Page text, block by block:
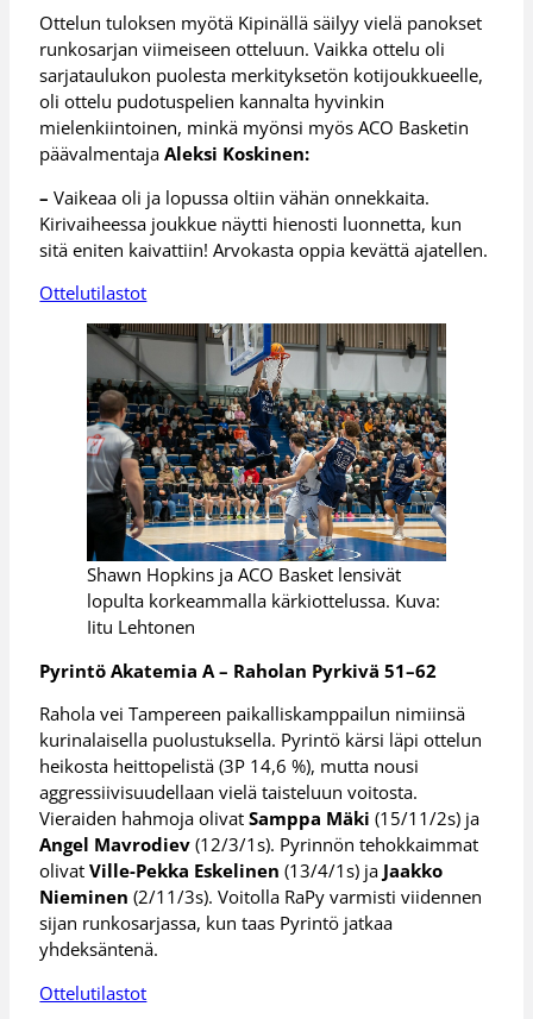
Ottelun tuloksen myötä Kipinällä säilyy vielä panokset
runkosarjan viimeiseen otteluun. Vaikka ottelu oli
sarjataulukon puolesta merkityksetön kotijoukkueelle,
oli ottelu pudotuspelien kannalta hyvinkin
mielenkiintoinen, minkä myönsi myös ACO Basketin
päävalmentajaAleksi Koskinen:
–Vaikeaa oli ja lopussa oltiin vähän onnekkaita.
Kirivaiheessa joukkue näytti hienosti luonnetta, kun
sitä eniten kaivattiin! Arvokasta oppia kevättä ajatellen.
Ottelutilastot
Shawn Hopkins ja ACO Basket lensivät
lopulta korkeammalla kärkiottelussa. Kuva:
Iitu Lehtonen
Pyrintö Akatemia A – Raholan Pyrkivä 51–62
Rahola vei Tampereen paikalliskamppailun nimiinsä
kurinalaisella puolustuksella. Pyrintö kärsi läpi ottelun
heikosta heittopelistä (3P 14,6 %), mutta nousi
aggressiivisuudellaan vielä taisteluun voitosta.
Vieraiden hahmoja olivatSamppa Mäki (15/11/2s) ja
Angel Mavrodiev (12/3/1s). Pyrinnön tehokkaimmat
olivatVille-Pekka Eskelinen (13/4/1s) ja Jaakko
Nieminen (2/11/3s). Voitolla RaPy varmisti viidennen
sijan runkosarjassa, kun taas Pyrintö jatkaa
yhdeksäntenä.
Ottelutilastot